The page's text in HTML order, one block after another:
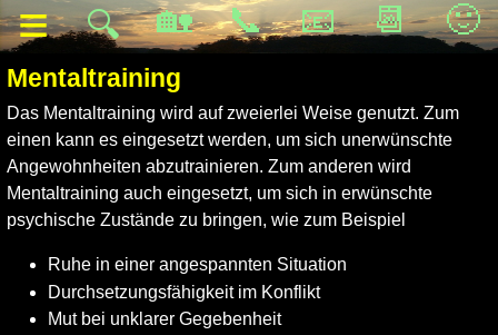
≡ 🔍 🏡 📞 📧 📆 🙂
Mentaltraining
Das Mentaltraining wird auf zweierlei Weise genutzt. Zum
einen kann es eingesetzt werden, um sich unerwünschte
Angewohnheiten abzutrainieren. Zum anderen wird
Mentaltraining auch eingesetzt, um sich in erwünschte
psychische Zustände zu bringen, wie zum Beispiel
Ruhe in einer angespannten Situation
Durchsetzungsfähigkeit im Konflikt
Mut bei unklarer Gegebenheit